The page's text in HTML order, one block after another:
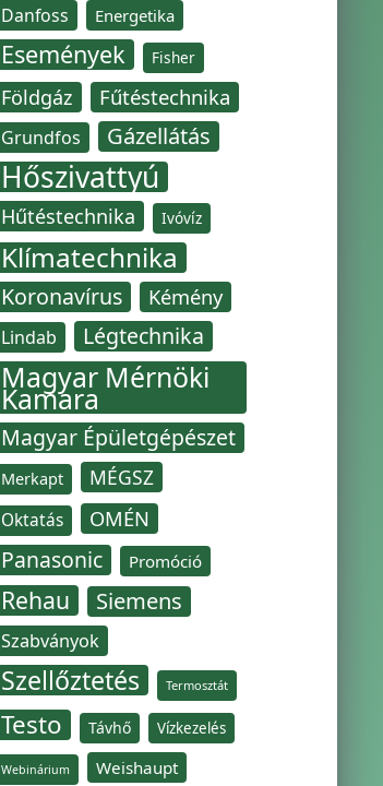
Danfoss Energetika
Események Fisher
Földgáz Fűtéstechnika
Grundfos Gázellátás
Hőszivattyú
Hűtéstechnika Ivóvíz
Klímatechnika
Koronavírus Kémény
Lindab Légtechnika
Magyar Mérnöki
Kamara
Magyar Épületgépészet
Merkapt MÉGSZ
Oktatás OMÉN
Panasonic Promóció
Rehau Siemens
Szabványok
Szellőztetés Termosztát
Testo Távhő Vízkezelés
Webinárium Weishaupt